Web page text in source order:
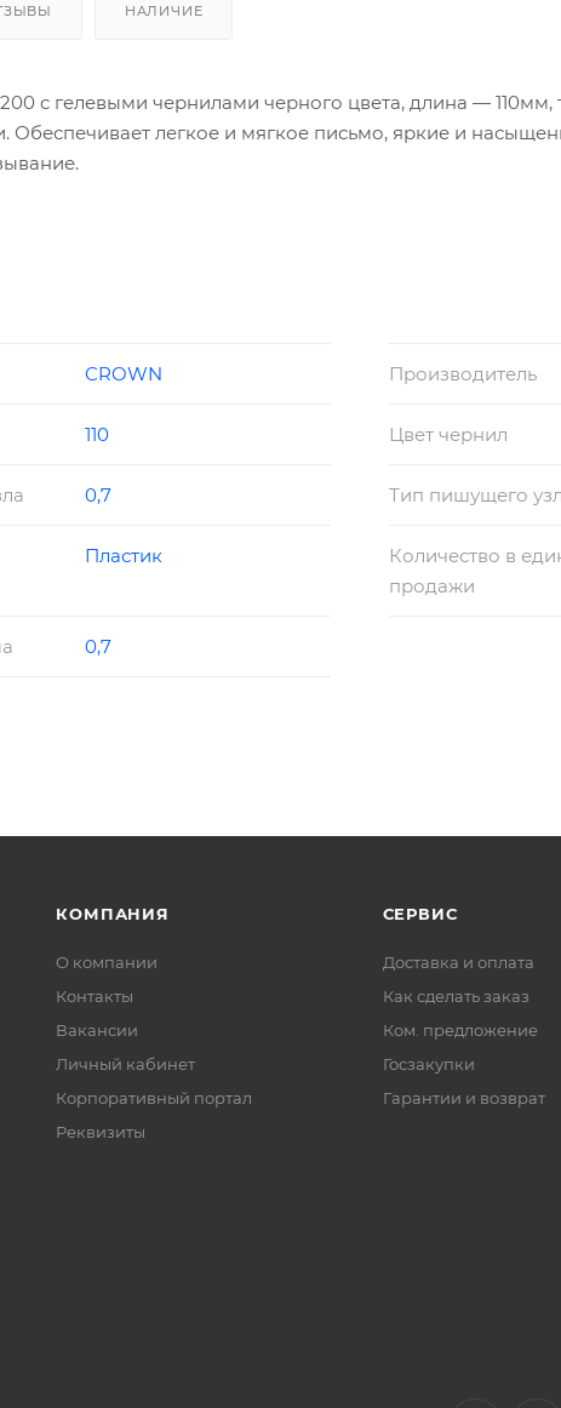
НАЛИЧИЕ
с гелевыми чернилами черного цвета, длина —
Обеспечивает легкое и мягкое письмо, яркие и
CROWN Производитель
110 Цвет чернил
0,7 Тип пишущего
Пластик
Количество в
продажи
0,7
КОМПАНИЯ
О компании
Контакты
Вакансии
Личный кабинет
Корпоративный портал
Реквизиты
СЕРВИС
Доставка и оплата
Как сделать заказ
Ком. предложение
Госзакупки
Гарантии и возврат